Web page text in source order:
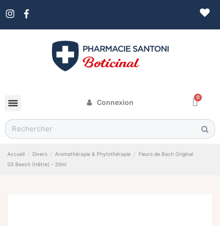
Connexion
Accueil Divers Aromathérapie & Phytothérapie
Fleurs de Bach Original
03 Beech (Hêtre) - 20ml